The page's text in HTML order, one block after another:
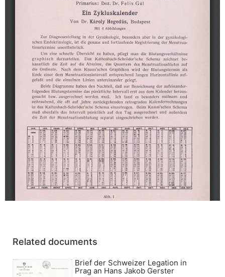
Related documents
Brief der Schweizer Legation in
Prag an Hans Jakob Gerster